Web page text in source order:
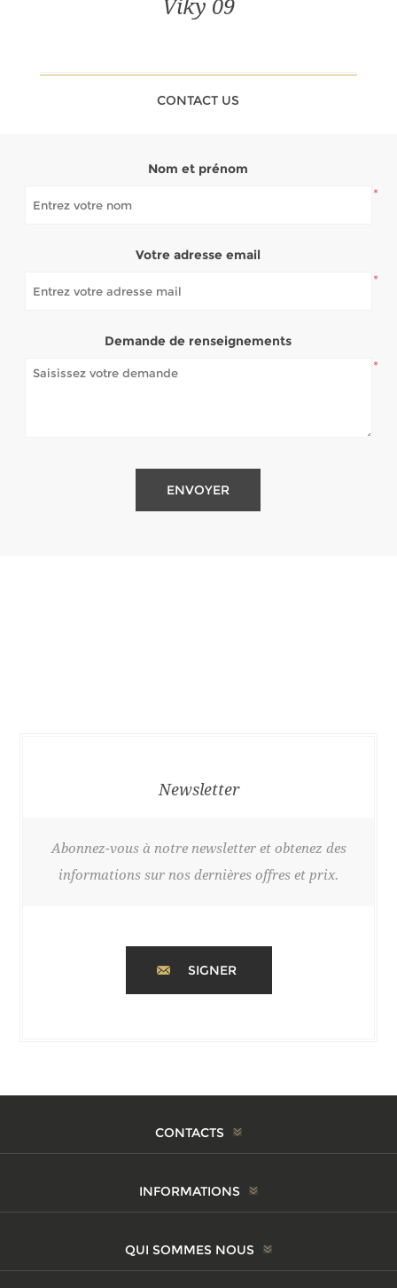
Viky 09
CONTACT US
Nom et prénom
*
Votre adresse email
*
Demande de renseignements
*
Newsletter
Abonnez-vous à notre newsletter et obtenez des
informations sur nos dernières offres et prix.
SIGNER
CONTACTS
INFORMATIONS
QUI SOMMES NOUS